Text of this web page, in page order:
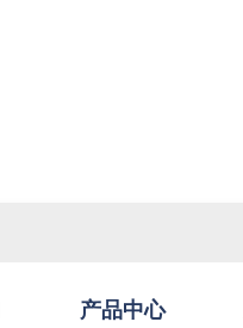
产品中心